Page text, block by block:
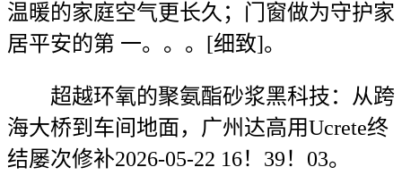
温暖的家庭空气更长久；门窗做为守护家
居平安的第 一。。。[细致]。
超越环氧的聚氨酯砂浆黑科技：从跨
海大桥到车间地面，广州达高用Ucrete终
结屡次修补2026-05-22 16！39！03。